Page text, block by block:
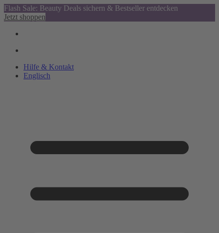
Flash Sale: Beauty Deals sichern & Bestseller entdecken
Jetzt shoppen
Hilfe & Kontakt
Englisch